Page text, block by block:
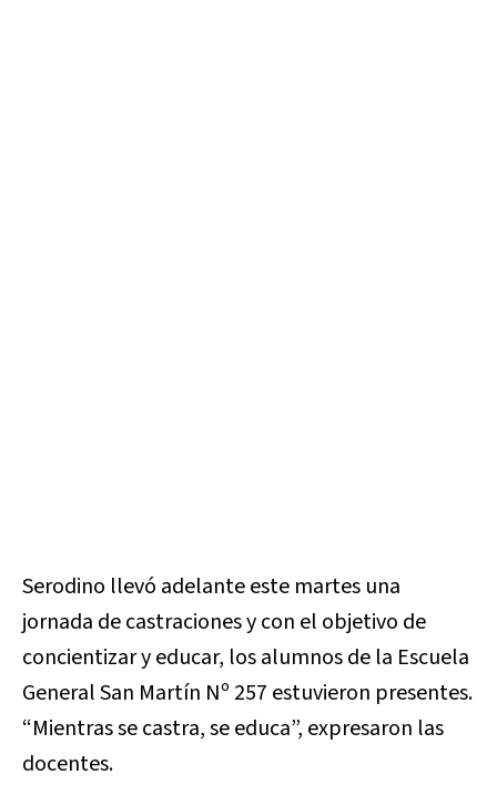
Serodino llevó adelante este martes una
jornada de castraciones y con el objetivo de
concientizar y educar, los alumnos de la Escuela
General San Martín Nº 257 estuvieron presentes.
“Mientras se castra, se educa”, expresaron las
docentes.